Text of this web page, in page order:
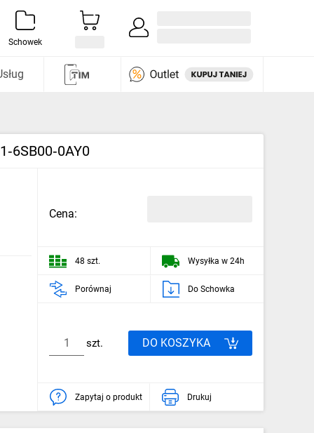
Schowek
Cena:
48 szt. Wysyłka w 24h
Porównaj Do Schowka
szt. DO KOSZYKA
Zapytaj o produkt Drukuj